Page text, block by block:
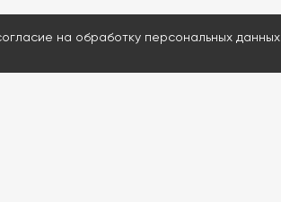
на обработку персональных данных.